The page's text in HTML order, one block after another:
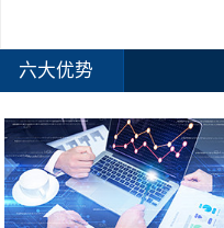
六大优势